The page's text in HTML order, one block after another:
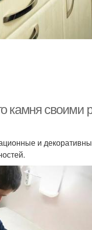
камня своими
и